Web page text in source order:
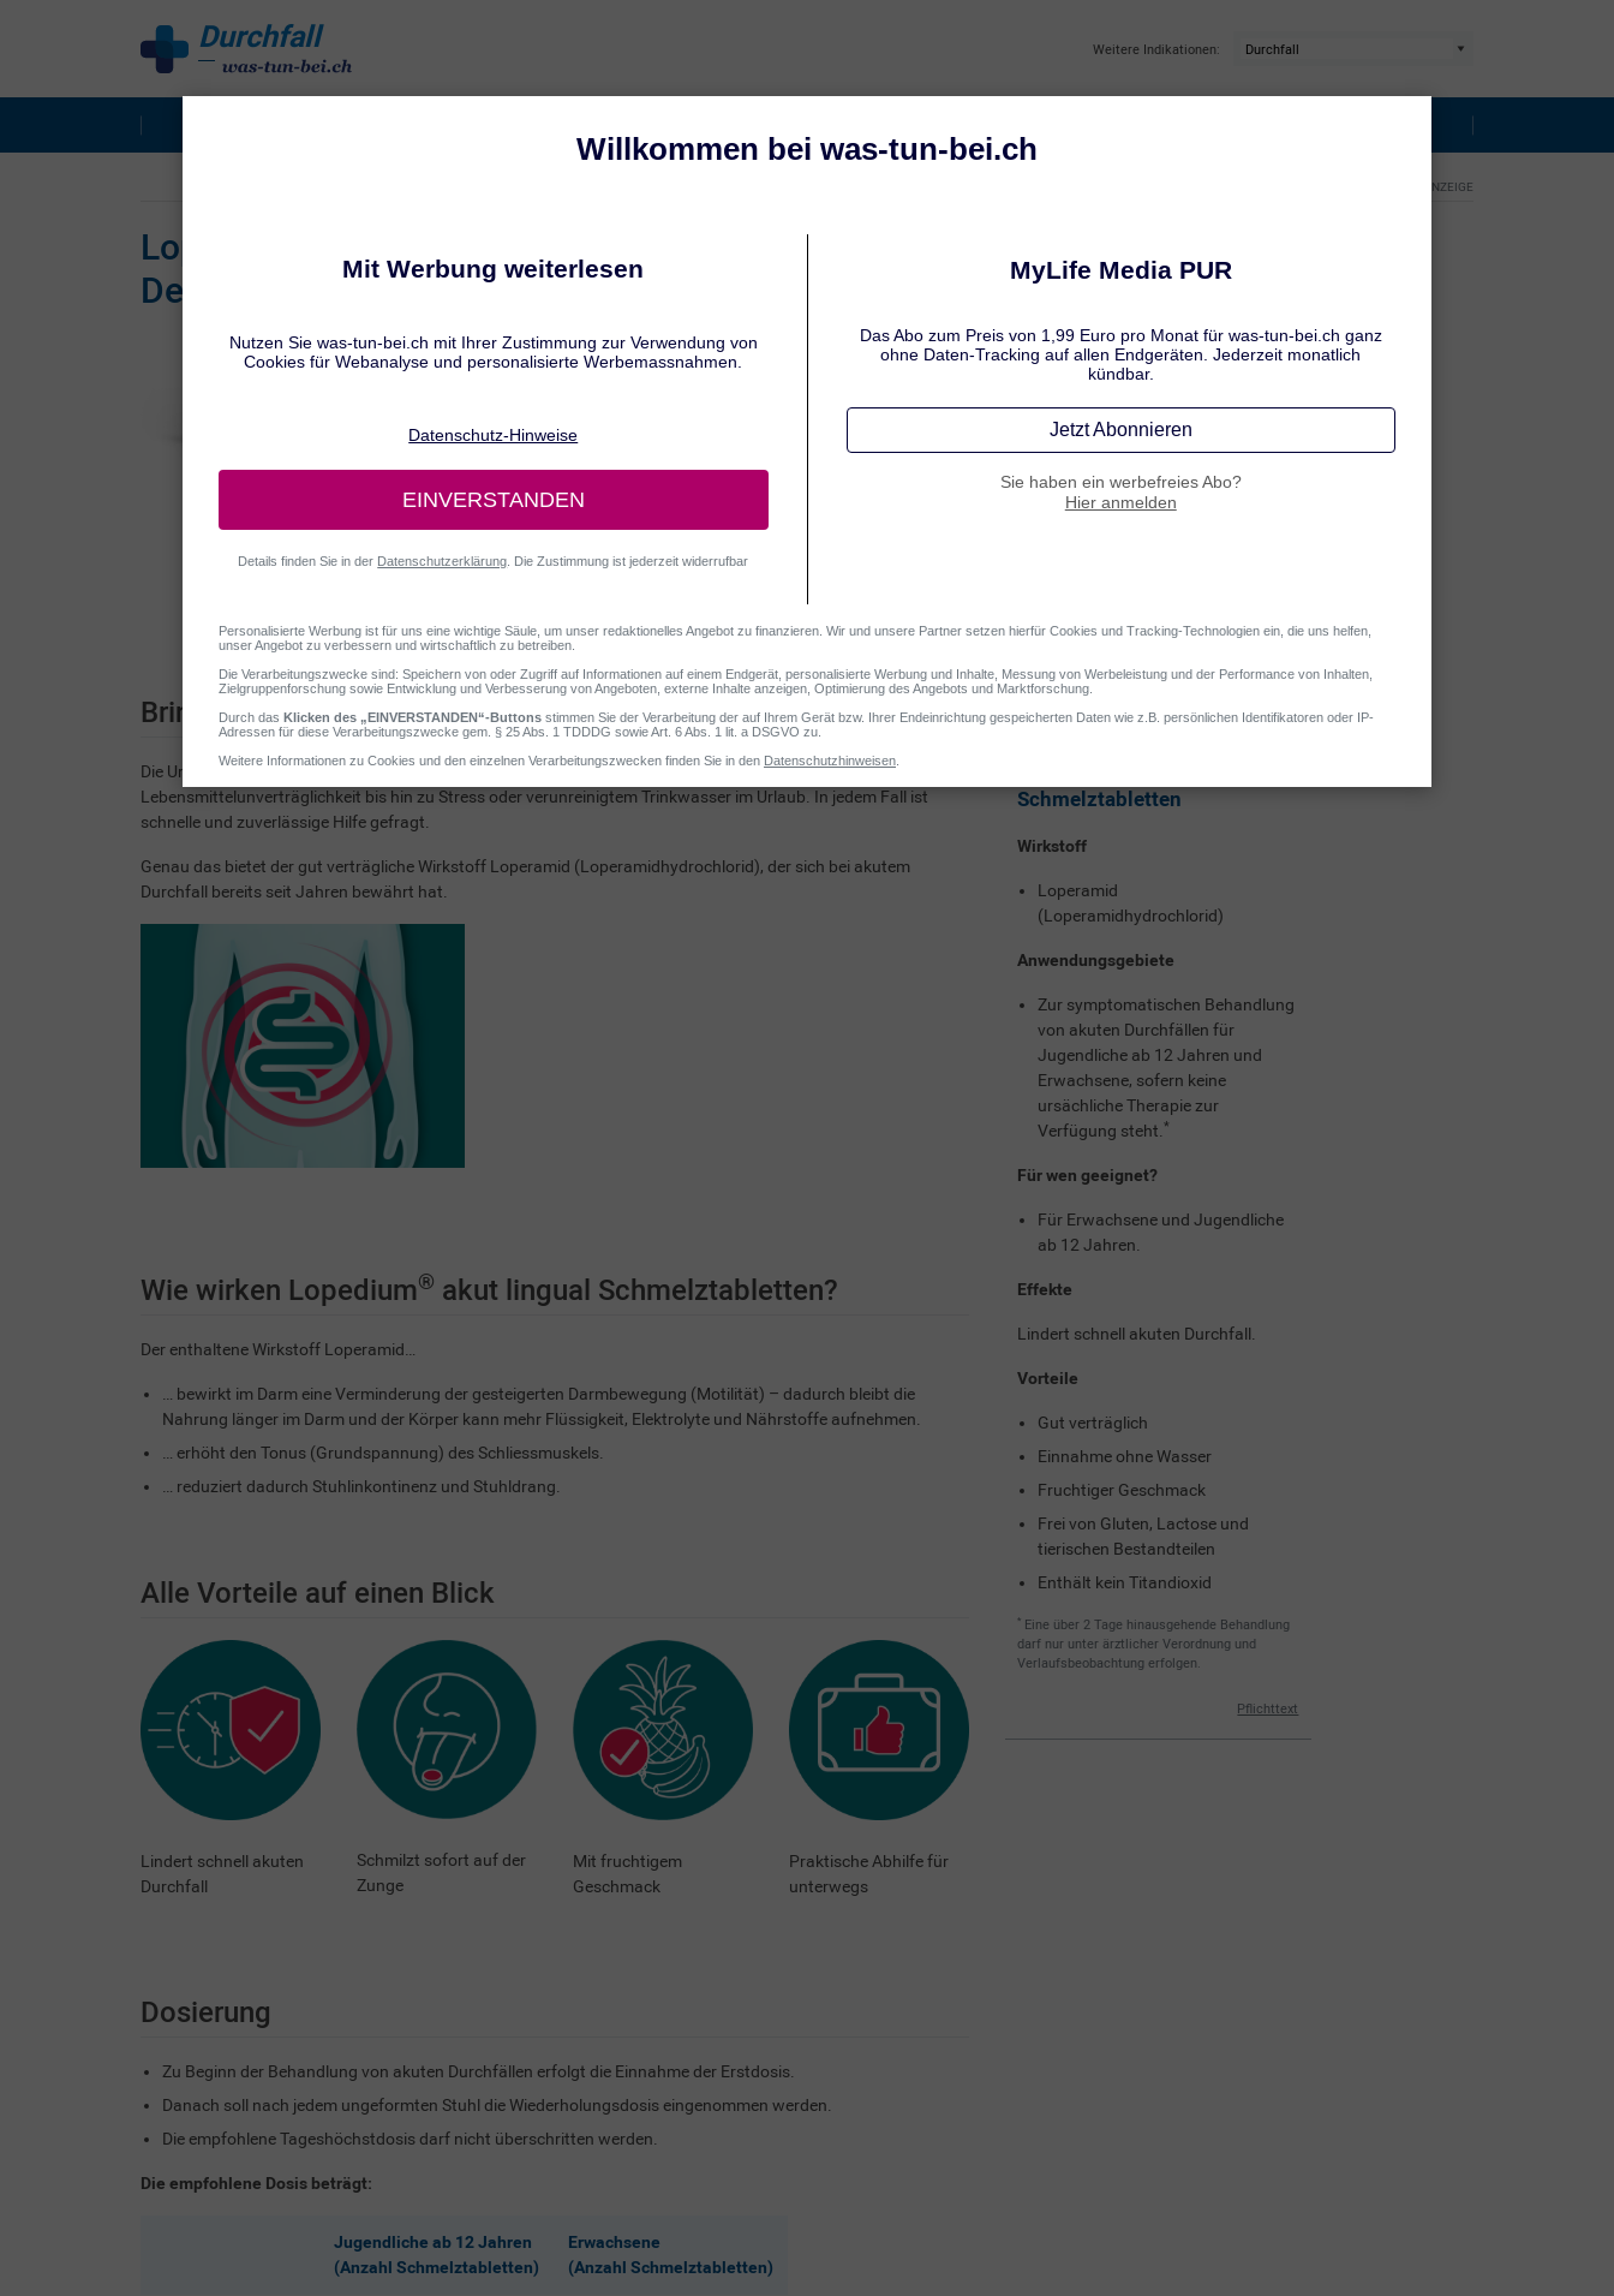
Durchfallbehandeln
Weitere Indikationen:
Lopedium
Deine Notbremse bei Durchfall
Schnelle und unkomplizierte Abhilfe bei akutem Durchfall: Die praktischen Schmelztabletten zergehen
Rezeptfrei erhältlich und ein wichtiger Bestandteil jeder Haus- und Reiseapotheke!
Bringt schnell Ruhe in den Darm
Die Ursachen für akuten Durchfall sind vielfältig und reichen vom klassischen Magen-Darm-Infekt über eine
Lebensmittelunverträglichkeit bis hin zu Stress oder verunreinigtem Trinkwasser im Urlaub. In jedem Fall ist
schnelle und zuverlässige Hilfe gefragt.
Genau das bietet der gut verträgliche Wirkstoff Loperamid (Loperamidhydrochlorid), der sich bei akutem
Durchfall bereits seit Jahren bewährt hat.
Wie wirken Lopedium® akut lingual Schmelztabletten?
Der enthaltene Wirkstoff Loperamid…
… bewirkt im Darm eine Verminderung der gesteigerten Darmbewegung (Motilität) – dadurch bleibt die
Nahrung länger im Darm und der Körper kann mehr Flüssigkeit, Elektrolyte und Nährstoffe aufnehmen.
… erhöht den Tonus (Grundspannung) des Schliessmuskels.
… reduziert dadurch Stuhlinkontinenz und Stuhldrang.
Alle Vorteile auf einen Blick
Lindert schnell akuten
Durchfall
Schmilzt sofort auf der
Zunge
Mit fruchtigem
Geschmack
Praktische Abhilfe für
unterwegs
Dosierung
Zu Beginn der Behandlung von akuten Durchfällen erfolgt die Einnahme der Erstdosis.
Danach soll nach jedem ungeformten Stuhl die Wiederholungsdosis eingenommen werden.
Die empfohlene Tageshöchstdosis darf nicht überschritten werden.
Die empfohlene Dosis beträgt:
Jugendliche ab 12 Jahren
(Anzahl Schmelztabletten)
Erwachsene
(Anzahl Schmelztabletten)
Schmelztabletten
Wirkstoff
Loperamid
(Loperamidhydrochlorid)
Anwendungsgebiete
Zur symptomatischen Behandlung
von akuten Durchfällen für
Jugendliche ab 12 Jahren und
Erwachsene, sofern keine
ursächliche Therapie zur
Verfügung steht.*
Für wen geeignet?
Für Erwachsene und Jugendliche
ab 12 Jahren.
Effekte
Lindert schnell akuten Durchfall.
Vorteile
Gut verträglich
Einnahme ohne Wasser
Fruchtiger Geschmack
Frei von Gluten, Lactose und
tierischen Bestandteilen
Enthält kein Titandioxid
*Eine über 2 Tage hinausgehende Behandlung
darf nur unter ärztlicher Verordnung und
Verlaufsbeobachtung erfolgen.
Pflichttext